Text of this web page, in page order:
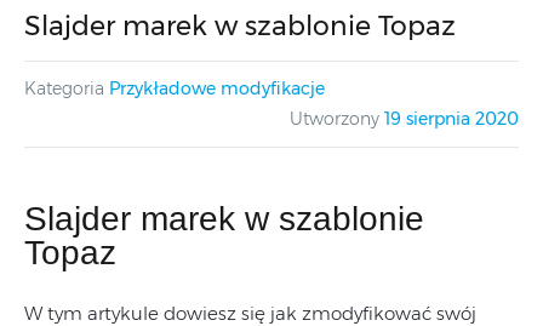
Slajder marek w szablonie Topaz
Kategoria Przykładowe modyfikacje
Utworzony 19 sierpnia 2020
Slajder marek w szablonie
Topaz
W tym artykule dowiesz się jak zmodyfikować swój